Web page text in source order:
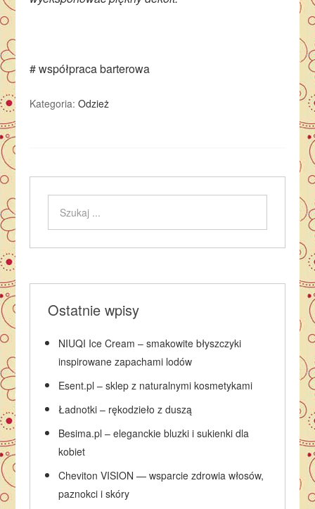
# współpraca barterowa
Kategoria:Odzież
Ostatnie wpisy
NIUQI Ice Cream – smakowite błyszczyki
inspirowane zapachami lodów
Esent.pl – sklep z naturalnymi kosmetykami
Ładnotki – rękodzieło z duszą
Besima.pl – eleganckie bluzki i sukienki dla
kobiet
Cheviton VISION — wsparcie zdrowia włosów,
paznokci i skóry